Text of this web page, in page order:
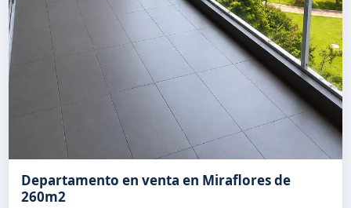
Departamento en venta en Miraflores de
260m2